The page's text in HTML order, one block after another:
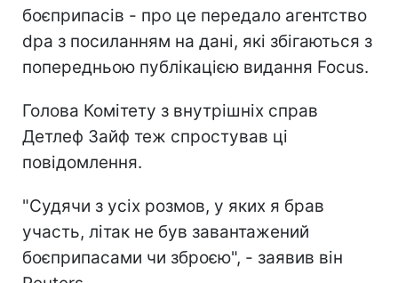
боєприпасів - про це передало агентство
dpa з посиланням на дані, які збігаються з
попередньою публікацією видання Focus.
Голова Комітету з внутрішніх справ
Детлеф Зайф теж спростував ці
повідомлення.
"Судячи з усіх розмов, у яких я брав
участь, літак не був завантажений
боєприпасами чи зброєю", - заявив він